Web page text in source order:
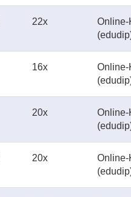
22x
Online-
16x
Online-
20x
Online-
20x
Online-